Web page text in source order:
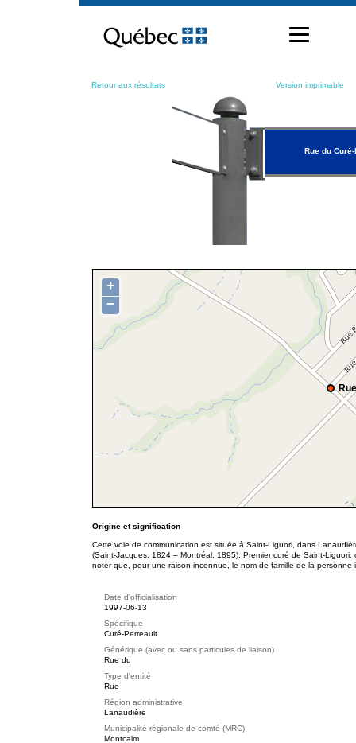
contenu
Retour aux résultats Version imprimable
Rue du
+
−
Origine et signification
Cette voie de communication est située à Saint-Liguori, dans
(Saint-Jacques, 1824 – Montréal, 1895). Premier curé de Saint-
noter que, pour une raison inconnue, le nom de famille de la
Date d'officialisation
1997-06-13
Spécifique
Curé-Perreault
Générique (avec ou sans particules de liaison)
Rue du
Type d'entité
Rue
Région administrative
Lanaudière
Municipalité régionale de comté (MRC)
Montcalm